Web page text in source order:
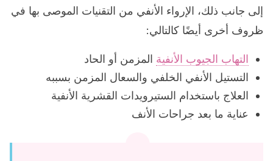
إلى جانب ذلك، الإرواء الأنفي من التقنيات الموصى بها في
ظروف أخرى أيضًا كالتالي:
التهاب الجيوب الأنفية المزمن أو الحاد
التستيل الأنفي الخلفي والسعال المزمن بسببه
العلاج باستخدام الستيرويدات القشرية الأنفية
عناية ما بعد جراحات الأنف